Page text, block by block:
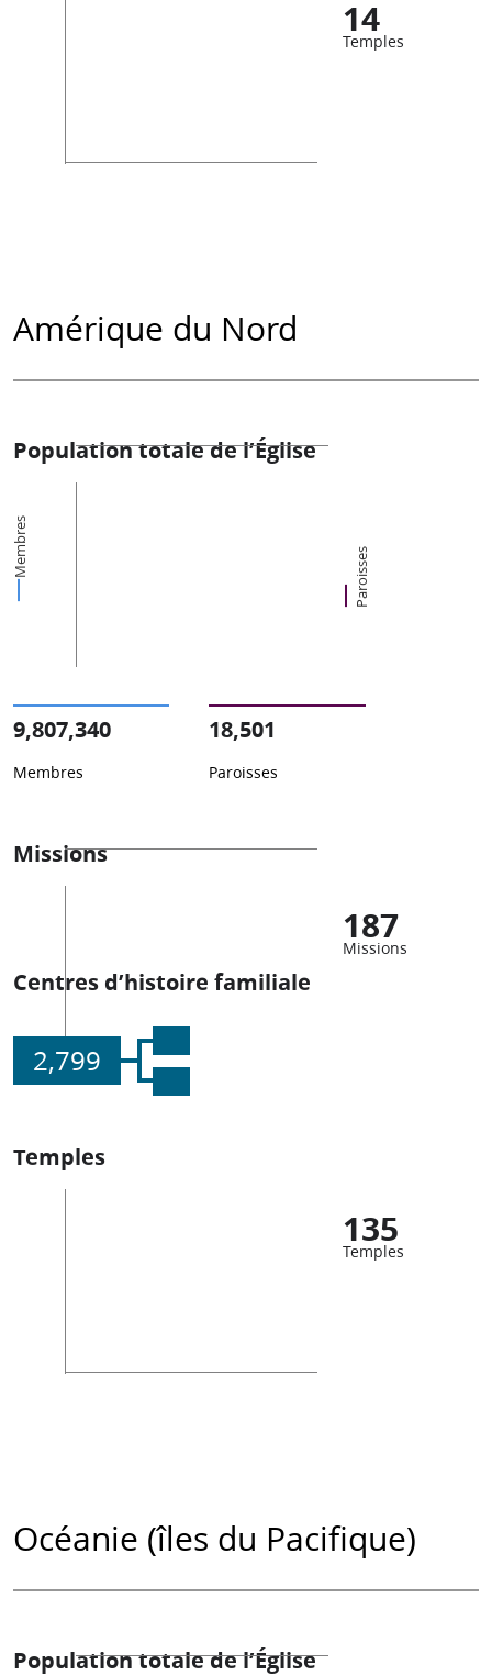
14
Temples
Amérique du Nord
Population totale de l’Église
Membres Paroisses
9,807,340
Membres
18,501
Paroisses
Missions
187
Missions
Centres d’histoire familiale
2,799
Temples
135
Temples
Océanie (îles du Pacifique)
Population totale de l’Église